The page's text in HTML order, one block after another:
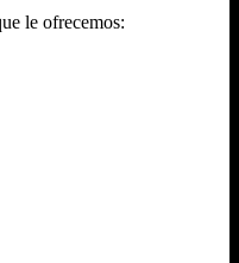
le ofrecemos: